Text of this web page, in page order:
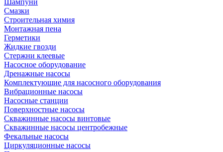
Шампуни
Смазки
Строительная химия
Монтажная пена
Герметики
Жидкие гвозди
Стержни клеевые
Насосное оборудование
Дренажные насосы
Комплектующие для насосного оборудования
Вибрационные насосы
Насосные станции
Поверхностные насосы
Скважинные насосы винтовые
Скважинные насосы центробежные
Фекальные насосы
Циркуляционные насосы